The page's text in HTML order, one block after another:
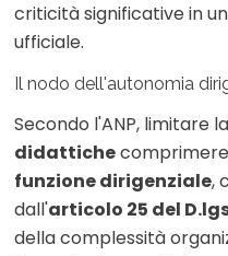
criticità significative in
ufficiale.
Il nodo dell'autonomia
Secondo l'ANP, limitare
didattiche
funzione dirigenziale,
dall'articolo 25 del
della complessità